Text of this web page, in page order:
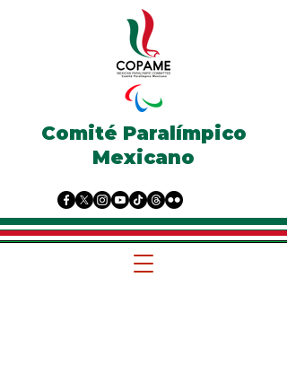
Comité Paralímpico
Mexicano